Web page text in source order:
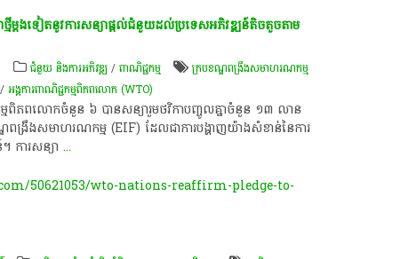
មី​ម្តងទៀត​នូវ​ការ​សន្យា​ផ្តល់​ជំនួយ​ដល់​ប្រទេស​អភិវឌ្ឍន៍​តិចតួច​តាម​
ជំនួយ និងការអភិវឌ្ឍ/ពាណិជ្ជកម្ម
ក្របខណ្ឌពង្រឹងសមាហរណកម្ម
/អង្គការ​ពាណិជ្ជកម្ម​ពិភពលោក (WTO) ​
កម្ម​ពិភពលោក​ចំនួន​ ៦​ បាន​សន្យា​រួម​ថវិកា​បញ្ចូល​គ្នា​ចំនួន​ ១៣​ លាន​
ឌ​ពង្រឹង​សមាហរណកម្ម​ (EIF)​ ដែល​ជា​ការ​បង្ហាញ​យ៉ាង​សំខាន់​នៃ​ការ​
ការ​សន្យា...
50621053/wto-nations-reaffirm-pledge-to-